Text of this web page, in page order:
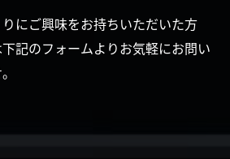
にご興味をお持ちいただいた方
記のフォームよりお気軽にお問い